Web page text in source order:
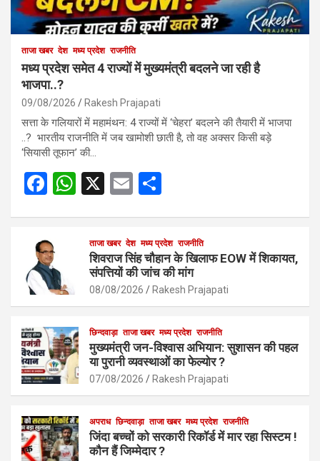
ताजा खबर देश मध्य प्रदेश राजनीति
मध्य प्रदेश समेत 4 राज्यों में मुख्यमंत्री बदलने जा रही है
भाजपा..?
09/08/2026 Rakesh Prajapati
सत्ता के गलियारों में महामंथन: 4 राज्यों में ‘चेहरा’ बदलने की तैयारी में भाजपा
..? भारतीय राजनीति में जब खामोशी छाती है, तो वह अक्सर किसी बड़े
‘सियासी तूफान’ की…
F
b
o
o
k
W
A
p
X
E
e
ताजा खबर देश मध्य प्रदेश राजनीति
शिवराज सिंह चौहान के खिलाफ EOW में शिकायत,
संपत्तियों की जांच की मांग
08/08/2026 Rakesh Prajapati
छिन्दवाड़ा ताजा खबर मध्य प्रदेश राजनीति
मुख्यमंत्री जन-विश्वास अभियान: सुशासन की पहल
या पुरानी व्यवस्थाओं का फेल्योर ?
07/08/2026 Rakesh Prajapati
अपराध छिन्दवाड़ा ताजा खबर मध्य प्रदेश राजनीति
जिंदा बच्चों को सरकारी रिकॉर्ड में मार रहा सिस्टम !
कौन हैं जिम्मेदार ?